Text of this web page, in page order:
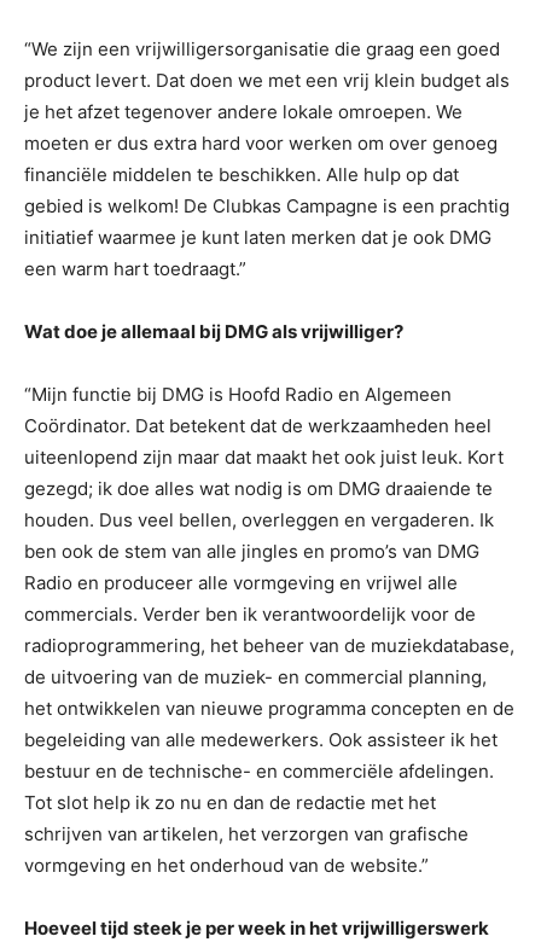
“We zijn een vrijwilligersorganisatie die graag een goed
product levert. Dat doen we met een vrij klein budget als
je het afzet tegenover andere lokale omroepen. We
moeten er dus extra hard voor werken om over genoeg
financiële middelen te beschikken. Alle hulp op dat
gebied is welkom! De Clubkas Campagne is een prachtig
initiatief waarmee je kunt laten merken dat je ook DMG
een warm hart toedraagt.”
Wat doe je allemaal bij DMG als vrijwilliger?
“Mijn functie bij DMG is Hoofd Radio en Algemeen
Coördinator. Dat betekent dat de werkzaamheden heel
uiteenlopend zijn maar dat maakt het ook juist leuk. Kort
gezegd; ik doe alles wat nodig is om DMG draaiende te
houden. Dus veel bellen, overleggen en vergaderen. Ik
ben ook de stem van alle jingles en promo’s van DMG
Radio en produceer alle vormgeving en vrijwel alle
commercials. Verder ben ik verantwoordelijk voor de
radioprogrammering, het beheer van de muziekdatabase,
de uitvoering van de muziek- en commercial planning,
het ontwikkelen van nieuwe programma concepten en de
begeleiding van alle medewerkers. Ook assisteer ik het
bestuur en de technische- en commerciële afdelingen.
Tot slot help ik zo nu en dan de redactie met het
schrijven van artikelen, het verzorgen van grafische
vormgeving en het onderhoud van de website.”
Hoeveel tijd steek je per week in het vrijwilligerswerk